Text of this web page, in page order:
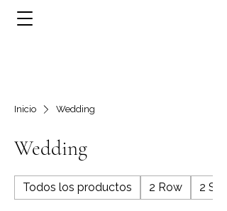
Inicio Wedding
Wedding
Todos los productos 2 Row 2